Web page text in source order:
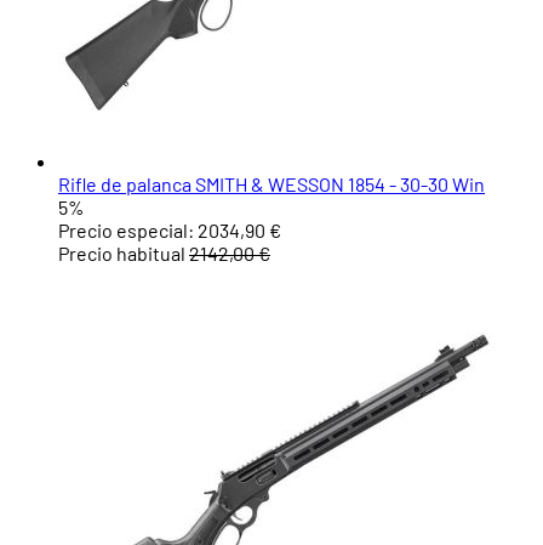
Rifle de palanca SMITH & WESSON 1854 - 30-30 Win
5%
Precio especial: 2034,90 €
Precio habitual 2142,00 €